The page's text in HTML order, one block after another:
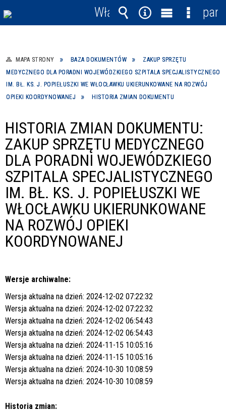
MAPA STRONY BAZA DOKUMENTÓW
ZAKUP SPRZĘTU
MEDYCZNEGO DLA PORADNI WOJEWÓDZKIEGO SZPITALA SPECJALISTYCZNEGO
IM. BŁ. KS. J. POPIEŁUSZKI WE WŁOCŁAWKU UKIERUNKOWANE NA ROZWÓJ
OPIEKI KOORDYNOWANEJ
HISTORIA ZMIAN DOKUMENTU
HISTORIA ZMIAN DOKUMENTU:
ZAKUP SPRZĘTU MEDYCZNEGO
DLA PORADNI WOJEWÓDZKIEGO
SZPITALA SPECJALISTYCZNEGO
IM. BŁ. KS. J. POPIEŁUSZKI WE
WŁOCŁAWKU UKIERUNKOWANE
NA ROZWÓJ OPIEKI
KOORDYNOWANEJ
Wersje archiwalne:
Wersja aktualna na dzień: 2024-12-02 07:22:32
Wersja aktualna na dzień: 2024-12-02 07:22:32
Wersja aktualna na dzień: 2024-12-02 06:54:43
Wersja aktualna na dzień: 2024-12-02 06:54:43
Wersja aktualna na dzień: 2024-11-15 10:05:16
Wersja aktualna na dzień: 2024-11-15 10:05:16
Wersja aktualna na dzień: 2024-10-30 10:08:59
Wersja aktualna na dzień: 2024-10-30 10:08:59
Historia zmian:
Włącz
powiadomienia
Wyszukiwarka
Narzędzia
MenuMenu